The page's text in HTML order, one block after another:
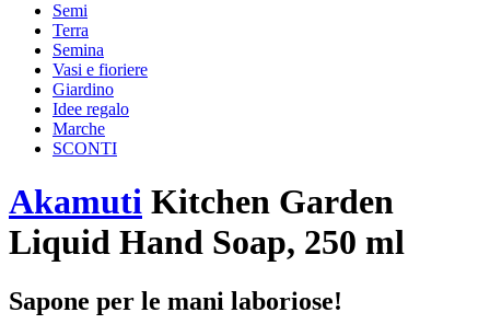
Semi
Terra
Semina
Vasi e fioriere
Giardino
Idee regalo
Marche
SCONTI
Akamuti Kitchen Garden
Liquid Hand Soap, 250 ml
Sapone per le mani laboriose!